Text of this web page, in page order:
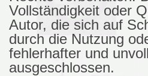
Vollständigkeit oder
Autor, die sich auf
durch die Nutzung
fehlerhafter und
ausgeschlossen.